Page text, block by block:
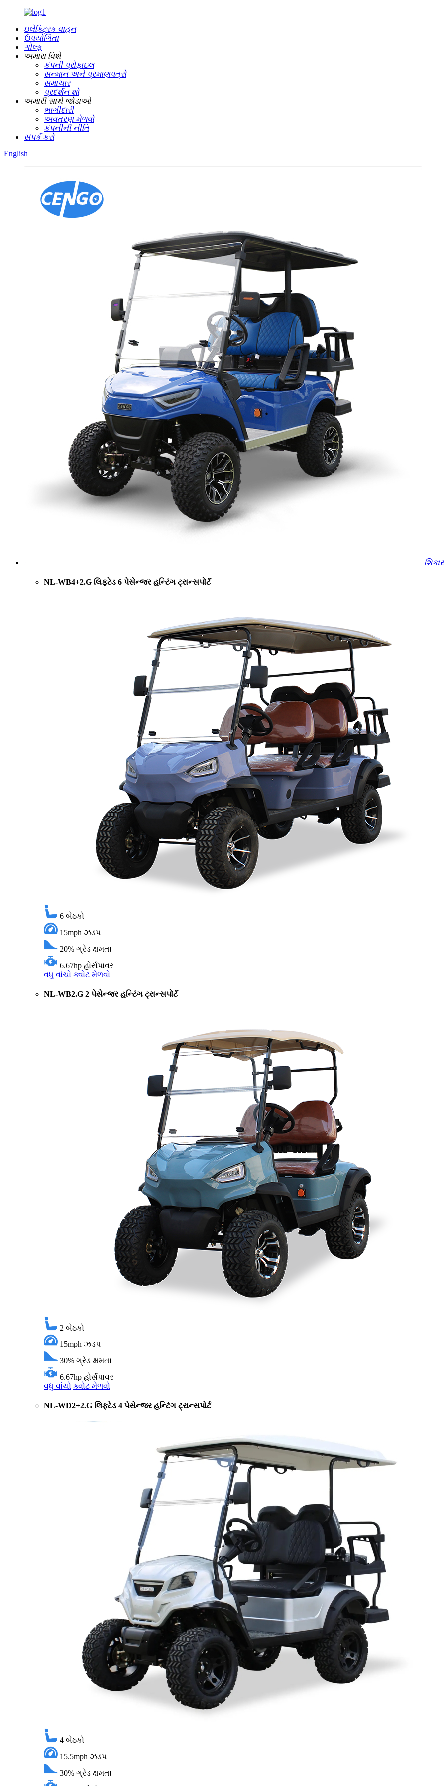
ઇલેક્ટ્રિક વાહન
ઉપયોગિતા
ગોલ્ફ
અમારા વિશે
કંપની પ્રોફાઇલ
સન્માન અને પ્રમાણપત્રો
સમાચાર
પ્રદર્શન શો
અમારી સાથે જોડાઓ
ભાગીદારી
અવતરણ મેળવો
કંપનીની નીતિ
સંપર્ક કરો
English
NL-WB4+2.G લિફ્ટેડ 6 પેસેન્જર હન્ટિંગ ટ્રાન્સપોર્ટ
6 બેઠકો
15mph ઝડપ
20% ગ્રેડ ક્ષમતા
6.67hp હોર્સપાવર
વધુ વાંચો ક્વોટ મેળવો
NL-WB2.G 2 પેસેન્જર હન્ટિંગ ટ્રાન્સપોર્ટ
2 બેઠકો
15mph ઝડપ
30% ગ્રેડ ક્ષમતા
6.67hp હોર્સપાવર
વધુ વાંચો ક્વોટ મેળવો
NL-WD2+2.G લિફ્ટેડ 4 પેસેન્જર હન્ટિંગ ટ્રાન્સપોર્ટ
4 બેઠકો
15.5mph ઝડપ
30% ગ્રેડ ક્ષમતા